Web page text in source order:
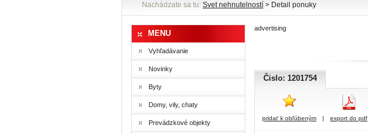
Nachádzate sa tu: Svet nehnutelností > Detail ponuky
MENU
Vyhľadávanie
Novinky
Byty
Domy, vily, chaty
Prevádzkové objekty
advertising
Čislo: 1201754
pridať k obľúbeným | export do pdf